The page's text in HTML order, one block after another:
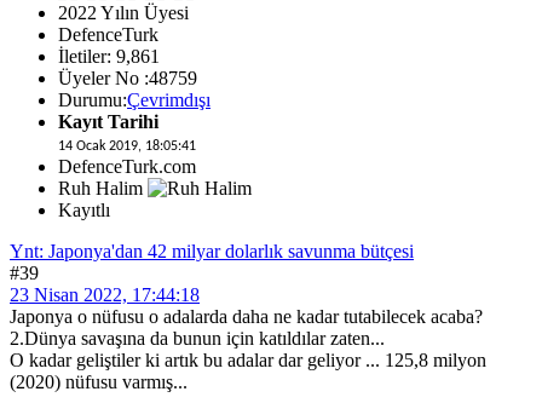
2022 Yılın Üyesi
DefenceTurk
İletiler: 9,861
Üyeler No :48759
Durumu:Çevrimdışı
Kayıt Tarihi
14 Ocak 2019, 18:05:41
DefenceTurk.com
Ruh Halim
Kayıtlı
Ynt: Japonya'dan 42 milyar dolarlık savunma bütçesi
#39
23 Nisan 2022, 17:44:18
Japonya o nüfusu o adalarda daha ne kadar tutabilecek acaba?
2.Dünya savaşına da bunun için katıldılar zaten...
O kadar geliştiler ki artık bu adalar dar geliyor ... 125,8 milyon
(2020) nüfusu varmış...